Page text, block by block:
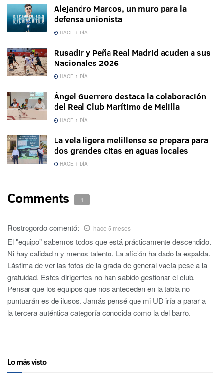
Alejandro Marcos, un muro para la
defensa unionista
HACE 1 DÍA
Rusadir y Peña Real Madrid acuden a sus
Nacionales 2026
HACE 1 DÍA
Ángel Guerrero destaca la colaboración
del Real Club Marítimo de Melilla
HACE 1 DÍA
La vela ligera melillense se prepara para
dos grandes citas en aguas locales
HACE 1 DÍA
Comments 1
Rostrogordocomentó: hace 5 meses
El "equipo" sabemos todos que está prácticamente descendido.
Ni hay calidad n y menos talento. La afición ha dado la espalda.
Lástima de ver las fotos de la grada de general vacía pese a la
gratuidad. Estos dirigentes no han sabido gestionar el club.
Pensar que los equipos que nos anteceden en la tabla no
puntuarán es de ilusos. Jamás pensé que mi UD iría a parar a
la tercera auténtica categoría conocida como la del barro.
Lo más visto